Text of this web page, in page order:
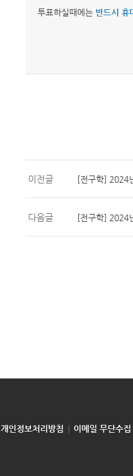
투표하실때에는 반드시 휴
이전글 [전구학] 2024
다음글 [전구학] 2024
개인정보처리방침 이메일 무단수